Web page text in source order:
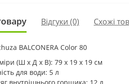
Відгуки (0) Схожі
BALCONERA Color 80
(Ш х Д х В): 79 x 19 x 19 см
для води: 5 л